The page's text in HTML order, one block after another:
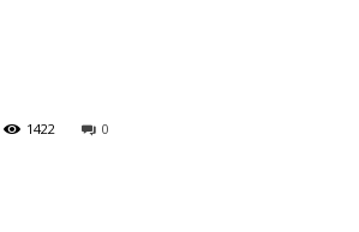
0
1422